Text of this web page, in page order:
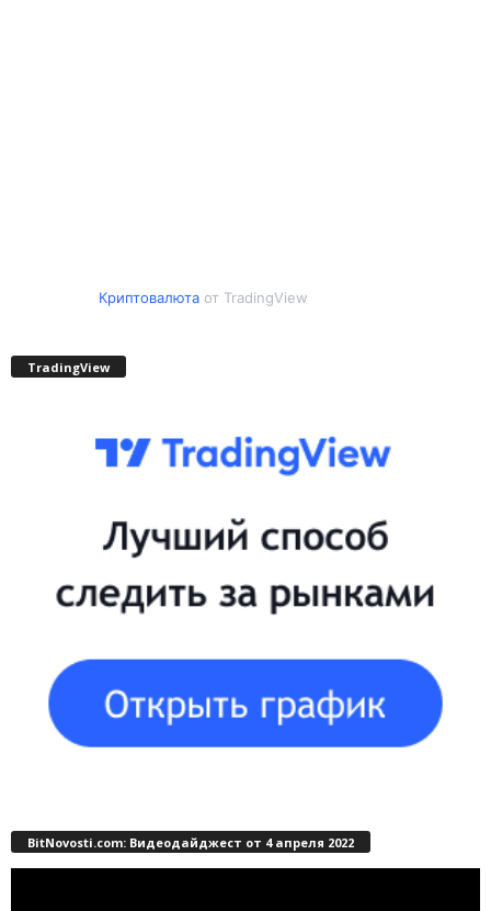
Криптовалютаот TradingView
TradingView
BitNovosti.com: Видеодайджест от 4 апреля 2022